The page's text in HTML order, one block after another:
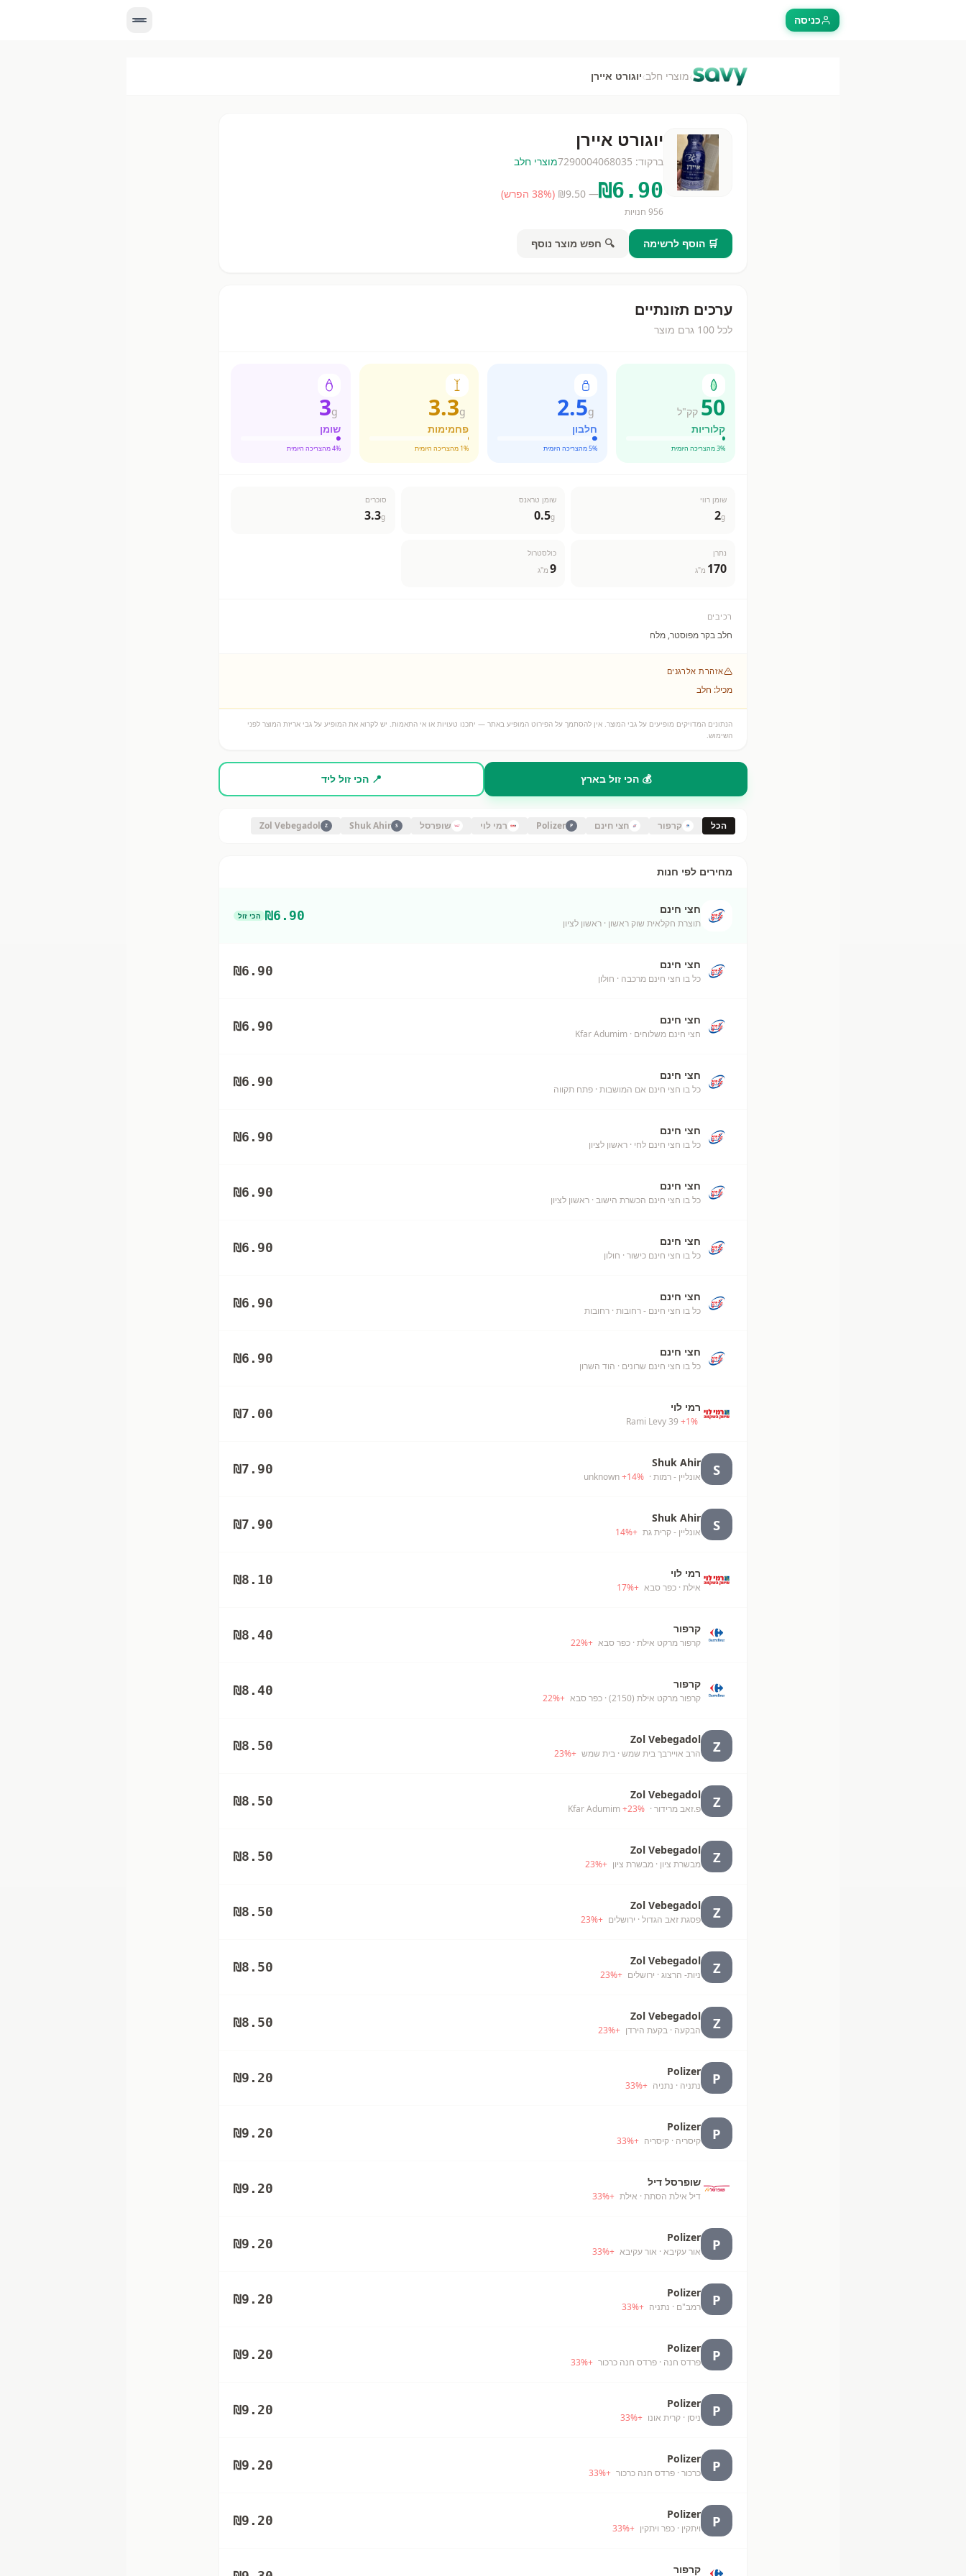
כניסה
›מוצרי חלב›יוגורט איירן
יוגורט איירן
ברקוד: 7290004068035מוצרי חלב
₪6.90
— ₪
9.50
(
38% הפרש)
956 חנויות
🛒 הוסף לרשימה 🔍 חפש מוצר נוסף
ערכים תזונתיים
לכל 100 גרם מוצר
50 קק"ל
קלוריות
3% מהצריכה היומית
2.5g
חלבון
5% מהצריכה היומית
3.3g
פחמימות
1% מהצריכה היומית
3g
שומן
4% מהצריכה היומית
שומן רווי
2g
שומן טראנס
0.5g
סוכרים
3.3g
נתרן
170 מ"ג
כולסטרול
9 מ"ג
רכיבים
חלב בקר מפוסטר, מלח
אזהרת אלרגנים
מכיל: חלב
הנתונים המדויקים מופיעים על גבי המוצר. אין להסתמך על הפירוט המופיע באתר — יתכנו טעויות או אי התאמות. יש לקרוא את המופיע על גבי אריזת המוצר לפני
השימוש.
💰 הכי זול בארץ 📍 הכי זול ליד
הכל קרפור חצי חינם P
Polizer רמי לוי שופרסל S
Shuk Ahir
Z
Zol Vebegadol
מחירים לפי חנות
חצי חינם
תוצרת חקלאית שוק ראשון · ראשון לציון
₪6.90 הכי זול
חצי חינם
כל בו חצי חינם מרכבה · חולון
₪6.90
חצי חינם
חצי חינם משלוחים · Kfar Adumim
₪6.90
חצי חינם
כל בו חצי חינם אם המושבות · פתח תקווה
₪6.90
חצי חינם
כל בו חצי חינם לחי · ראשון לציון
₪6.90
חצי חינם
כל בו חצי חינם הכשרת הישוב · ראשון לציון
₪6.90
חצי חינם
כל בו חצי חינם כישור · חולון
₪6.90
חצי חינם
כל בו חצי חינם - רחובות · רחובות
₪6.90
חצי חינם
כל בו חצי חינם שרונים · הוד השרון
₪6.90
רמי לוי
Rami Levy 39 +1%
₪7.00
S
Shuk Ahir
אונליין - רמות · unknown
+14%
₪7.90
S
Shuk Ahir
אונליין - קרית גת +
14%
₪7.90
רמי לוי
אילת · כפר סבא +
17%
₪8.10
קרפור
קרפור מרקט אילת · כפר סבא +
22%
₪8.40
קרפור
קרפור מרקט אילת (2150) · כפר סבא +
22%
₪8.40
Z
Zol Vebegadol
הרב אויירבך בית שמש · בית שמש +
23%
₪8.50
Z
Zol Vebegadol
פ.זאב מרידור · Kfar Adumim
+23%
₪8.50
Z
Zol Vebegadol
מבשרת ציון · מבשרת ציון +
23%
₪8.50
Z
Zol Vebegadol
פסגת זאב הגדול · ירושלים +
23%
₪8.50
Z
Zol Vebegadol
ניות- הרצוג · ירושלים +
23%
₪8.50
Z
Zol Vebegadol
הבקעה · בקעת הירדן +
23%
₪8.50
P
Polizer
נתניה · נתניה +
33%
₪9.20
P
Polizer
קיסריה · קיסריה +
33%
₪9.20
שופרסל דיל
דיל אילת הסתת · אילת +
33%
₪9.20
P
Polizer
אור עקיבא · אור עקיבא +
33%
₪9.20
P
Polizer
רמב"ם · נתניה +
33%
₪9.20
P
Polizer
פרדס חנה · פרדס חנה כרכור +
33%
₪9.20
P
Polizer
ניסן · קרית אונו +
33%
₪9.20
P
Polizer
כרכור · פרדס חנה כרכור +
33%
₪9.20
P
Polizer
ויתקין · כפר ויתקין +
33%
₪9.20
קרפור